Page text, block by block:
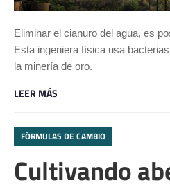
Eliminar el cianuro del agua, es
Esta ingeniera física usa
la minería de oro.
LEER MÁS
FÓRMULAS DE CAMBIO
Cultivando